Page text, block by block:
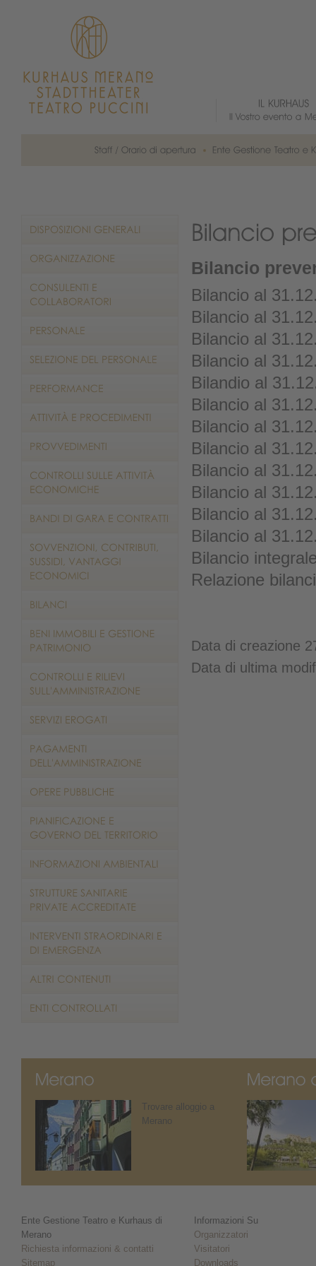
Bilancio
Bilancio al
Bilancio al
Bilancio al
Bilancio al
Bilandio al
Bilancio al
Bilancio al
Bilancio al
Bilancio al
Bilancio al
Bilancio al
Bilancio al
Bilancio
Relazione
Data di creazione
Data di ultima
Trovare alloggio a
Merano
Ente Gestione Teatro e Kurhaus di
Merano
Richiesta informazioni & contatti
Sitemap
Informazioni Su
Organizzatori
Visitatori
Downloads